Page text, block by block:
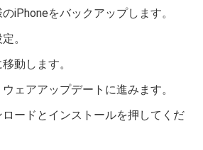
iPhoneをバックアップします。
。
動します。
ェアアップデートに進みます。
ードとインストールを押してくだ